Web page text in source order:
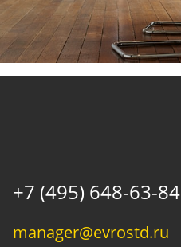
+7 (495) 648-63-84
manager@evrostd.ru